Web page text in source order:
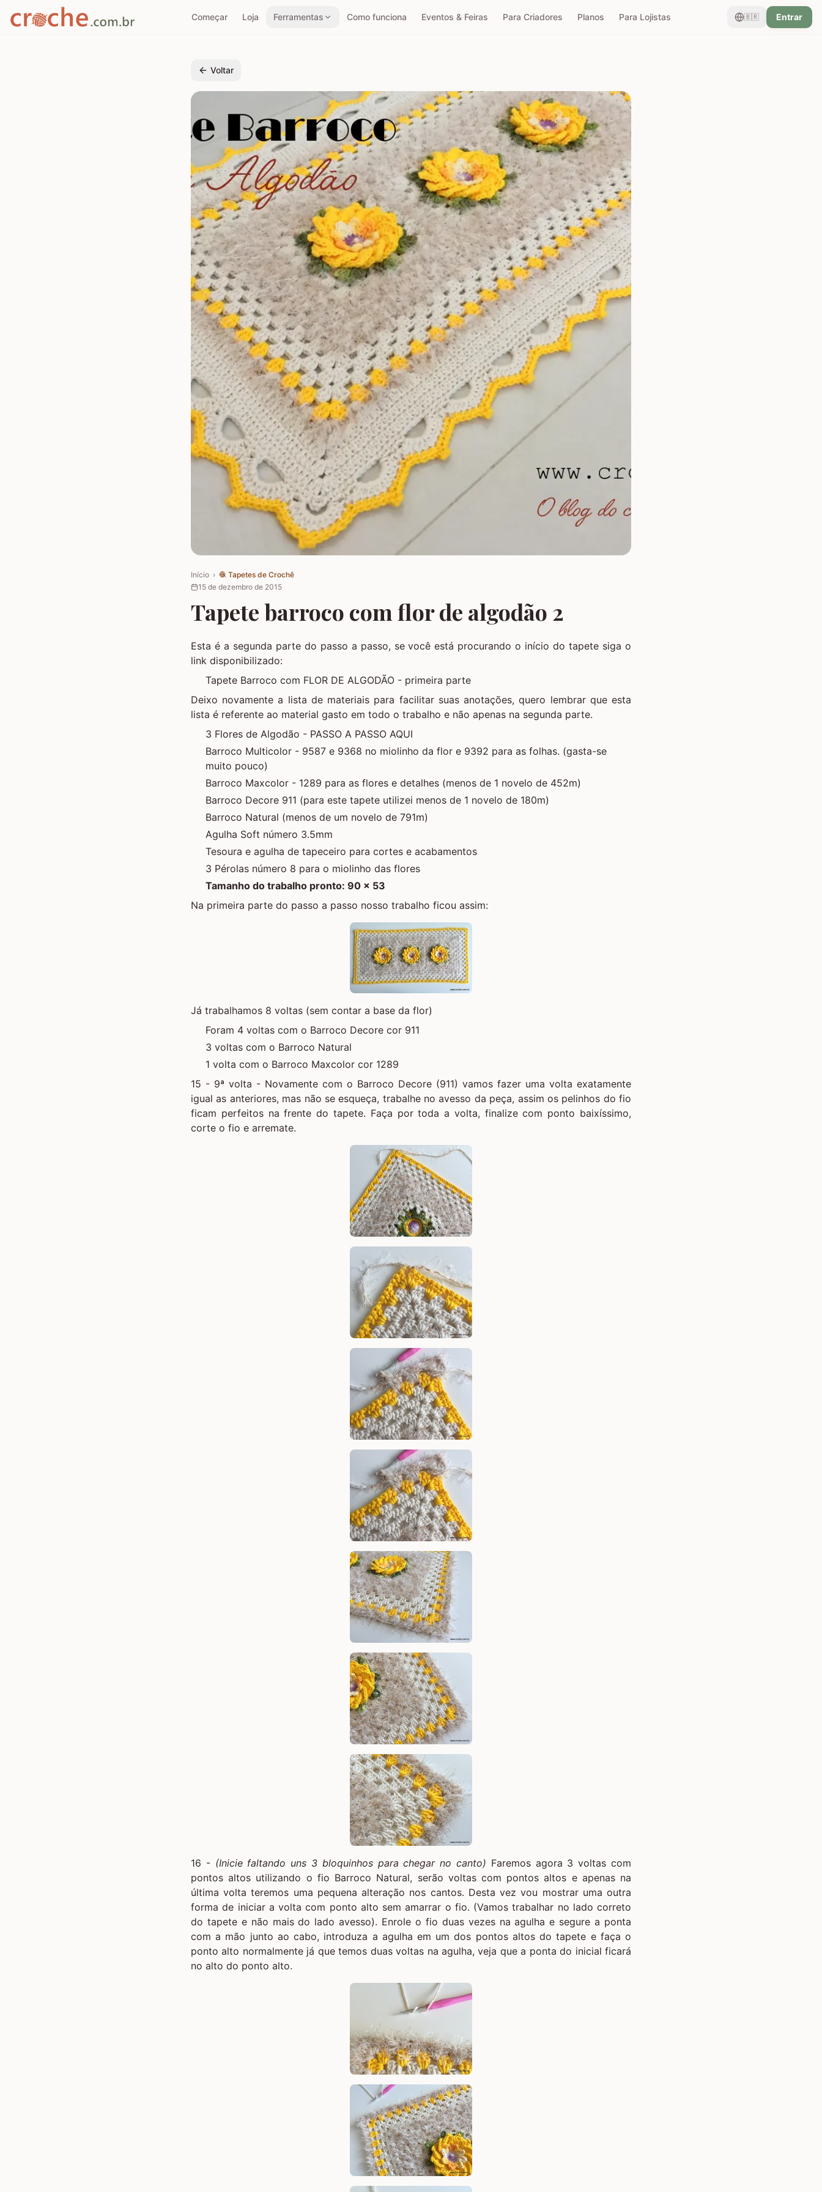
Começar Loja Ferramentas Como funciona Eventos & Feiras Para Criadores Planos Para Lojistas 🇧🇷 Entrar
Voltar
Início › 🧶 Tapetes de Crochê
15 de dezembro de 2015
Tapete barroco com flor de algodão 2
Esta é a segunda parte do passo a passo, se você está procurando o início do tapete siga o
link disponibilizado:
Tapete Barroco com FLOR DE ALGODÃO - primeira parte
Deixo novamente a lista de materiais para facilitar suas anotações, quero lembrar que esta
lista é referente ao material gasto em todo o trabalho e não apenas na segunda parte.
3 Flores de Algodão - PASSO A PASSO AQUI
Barroco Multicolor - 9587 e 9368 no miolinho da flor e 9392 para as folhas. (gasta-se
muito pouco)
Barroco Maxcolor - 1289 para as flores e detalhes (menos de 1 novelo de 452m)
Barroco Decore 911 (para este tapete utilizei menos de 1 novelo de 180m)
Barroco Natural (menos de um novelo de 791m)
Agulha Soft número 3.5mm
Tesoura e agulha de tapeceiro para cortes e acabamentos
3 Pérolas número 8 para o miolinho das flores
Tamanho do trabalho pronto: 90 x 53
Na primeira parte do passo a passo nosso trabalho ficou assim:
Já trabalhamos 8 voltas (sem contar a base da flor)
Foram 4 voltas com o Barroco Decore cor 911
3 voltas com o Barroco Natural
1 volta com o Barroco Maxcolor cor 1289
15 - 9ª volta - Novamente com o Barroco Decore (911) vamos fazer uma volta exatamente
igual as anteriores, mas não se esqueça, trabalhe no avesso da peça, assim os pelinhos do fio
ficam perfeitos na frente do tapete. Faça por toda a volta, finalize com ponto baixíssimo,
corte o fio e arremate.
16 - (Inicie faltando uns 3 bloquinhos para chegar no canto) Faremos agora 3 voltas com
pontos altos utilizando o fio Barroco Natural, serão voltas com pontos altos e apenas na
última volta teremos uma pequena alteração nos cantos. Desta vez vou mostrar uma outra
forma de iniciar a volta com ponto alto sem amarrar o fio. (Vamos trabalhar no lado correto
do tapete e não mais do lado avesso). Enrole o fio duas vezes na agulha e segure a ponta
com a mão junto ao cabo, introduza a agulha em um dos pontos altos do tapete e faça o
ponto alto normalmente já que temos duas voltas na agulha, veja que a ponta do inicial ficará
no alto do ponto alto.